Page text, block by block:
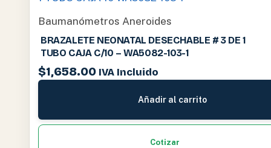
Baumanómetros Aneroides
BRAZALETE NEONATAL DESECHABLE # 3 DE 1
TUBO CAJA C/10 – WA5082-103-1
$1,658.00 IVA Incluido
Añadir al carrito
Cotizar